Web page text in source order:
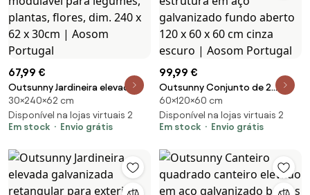
67,99 €
Outsunny Jardineira elevada
canteiro quadrado de jardim
em aço modulável para
legumes, plantas, flores, dim.
Portugal
30×240×62 cm
Disponível na lojas virtuais 2
Em stock
Envio grátis
99,99 €
Outsunny Conjunto de 2
canteiros de jardim elevados
quadrados estrutura em aço
galvanizado fundo aberto 120 x
Aosom Portugal
60×120×60 cm
Disponível na lojas virtuais 2
Em stock
Envio grátis